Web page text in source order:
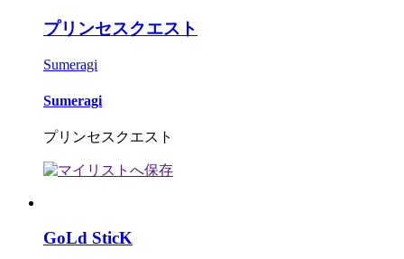
プリンセスクエスト
Sumeragi
Sumeragi
プリンセスクエスト
GoLd SticK